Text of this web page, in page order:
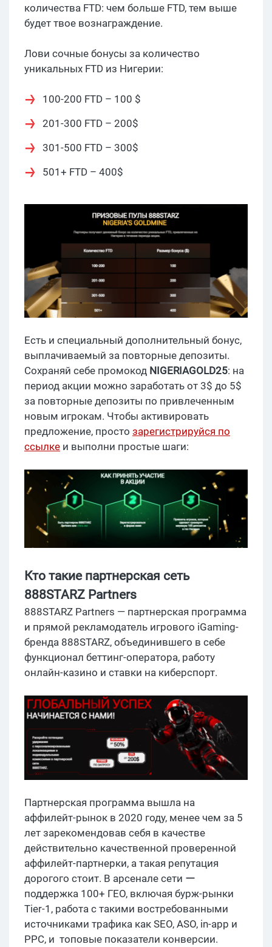
количества FTD: чем больше FTD, тем выше
будет твое вознаграждение.
Лови сочные бонусы за количество
уникальных FTD из Нигерии:
100-200 FTD – 100 $
201-300 FTD – 200$
301-500 FTD – 300$
501+ FTD – 400$
Есть и специальный дополнительный бонус,
выплачиваемый за повторные депозиты.
Сохраняй себе промокод NIGERIAGOLD25: на
период акции можно заработать от 3$ до 5$
за повторные депозиты по привлеченным
новым игрокам. Чтобы активировать
предложение, просто зарегистрируйся по
ссылке и выполни простые шаги:
Кто такие партнерская сеть
888STARZ Partners
888STARZ Partners — партнерская программа
и прямой рекламодатель игрового iGaming-
бренда 888STARZ, объединившего в себе
функционал беттинг-оператора, работу
онлайн-казино и ставки на киберспорт.
Партнерская программа вышла на
аффилейт-рынок в 2020 году, менее чем за 5
лет зарекомендовав себя в качестве
действительно качественной проверенной
аффилейт-партнерки, а такая репутация
дорогого стоит. В арсенале сети ー
поддержка 100+ ГЕО, включая бурж-рынки
Tier-1, работа с такими востребованными
источниками трафика как SEO, ASO, in-app и
PPC, и топовые показатели конверсии.